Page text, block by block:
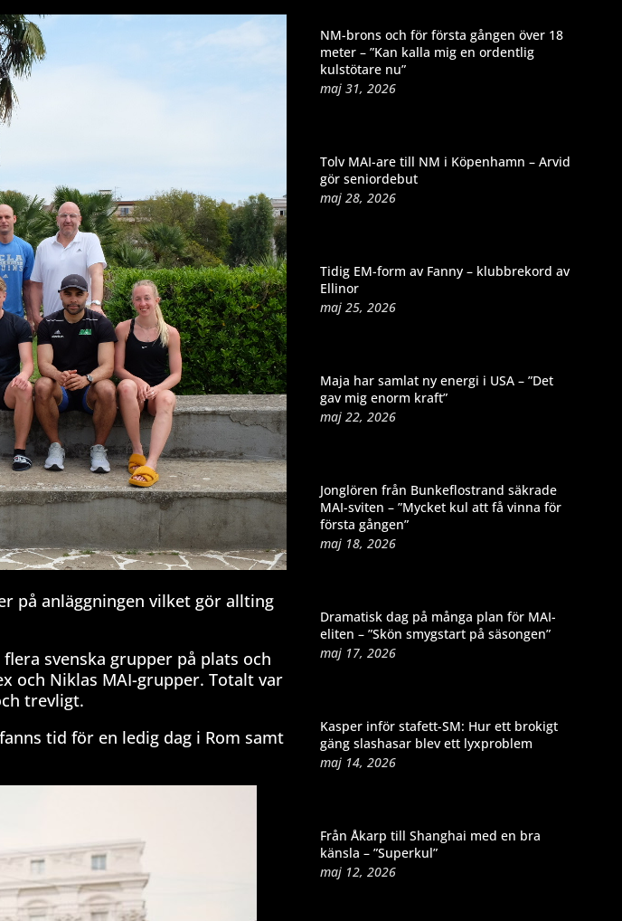
på anläggningen vilket gör allting
svenska grupper på plats och
och Niklas MAI-grupper. Totalt var
trevligt.
tid för en ledig dag i Rom samt
NM-brons och för första gången över 18
meter – ”Kan kalla mig en ordentlig
kulstötare nu”
maj 31, 2026
Tolv MAI-are till NM i Köpenhamn – Arvid
gör seniordebut
maj 28, 2026
Tidig EM-form av Fanny – klubbrekord av
Ellinor
maj 25, 2026
Maja har samlat ny energi i USA – ”Det
gav mig enorm kraft”
maj 22, 2026
Jonglören från Bunkeflostrand säkrade
MAI-sviten – ”Mycket kul att få vinna för
första gången”
maj 18, 2026
Dramatisk dag på många plan för MAI-
eliten – ”Skön smygstart på säsongen”
maj 17, 2026
Kasper inför stafett-SM: Hur ett brokigt
gäng slashasar blev ett lyxproblem
maj 14, 2026
Från Åkarp till Shanghai med en bra
känsla – ”Superkul”
maj 12, 2026